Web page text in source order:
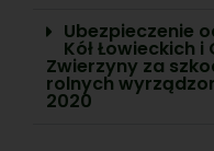
Ubezpieczenie
Kół Łowieckich
Zwierzyny za
rolnych
2020